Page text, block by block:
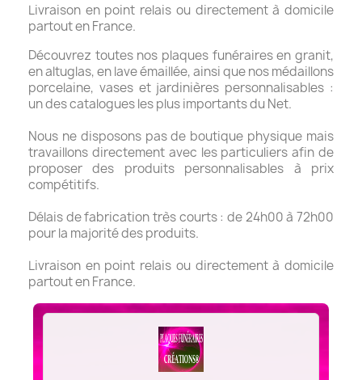
Livraison en point relais ou directement à domicile
partout en France.
Découvrez toutes nos plaques funéraires en granit,
en altuglas, en lave émaillée, ainsi que nos médaillons
porcelaine, vases et jardinières personnalisables :
un des catalogues les plus importants du Net.
Nous ne disposons pas de boutique physique mais
travaillons directement avec les particuliers afin de
proposer des produits personnalisables à prix
compétitifs.
Délais de fabrication très courts : de 24h00 à 72h00
pour la majorité des produits.
Livraison en point relais ou directement à domicile
partout en France.